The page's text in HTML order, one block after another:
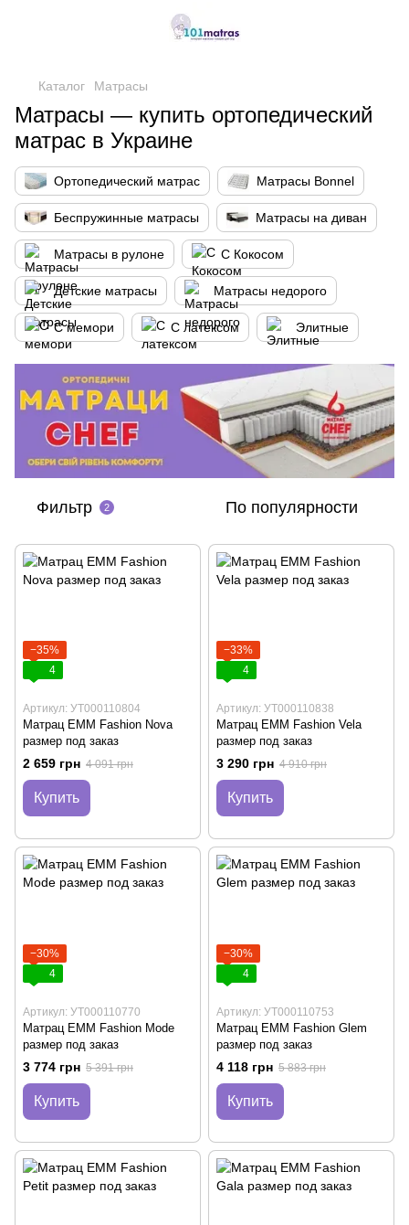
Каталог Матрасы
Матрасы — купить ортопедический
матрас в Украине
Ортопедический матрас Матрасы Bonnel
Беспружинные матрасы Матрасы на диван
Матрасы в рулоне С Кокосом
Детские матрасы Матрасы недорого
С мемори С латексом Элитные
Фильтр 2 По популярности
−35%
4
Артикул: УТ000110804
Матрац EMM Fashion Nova
размер под заказ
2 659 грн 4 091 грн
Купить
−33%
4
Артикул: УТ000110838
Матрац EMM Fashion Vela
размер под заказ
3 290 грн 4 910 грн
Купить
−30%
4
Артикул: УТ000110770
Матрац EMM Fashion Mode
размер под заказ
3 774 грн 5 391 грн
Купить
−30%
4
Артикул: УТ000110753
Матрац EMM Fashion Glem
размер под заказ
4 118 грн 5 883 грн
Купить